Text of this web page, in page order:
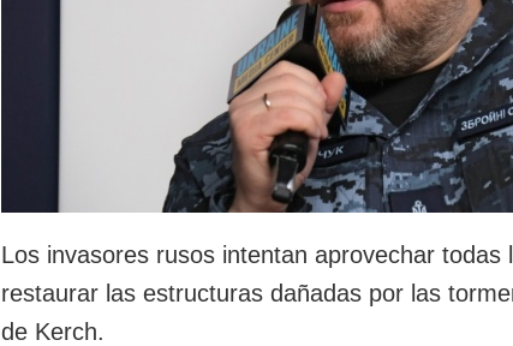
Los invasores rusos intentan aprovechar todas
restaurar las estructuras dañadas por las
de Kerch.